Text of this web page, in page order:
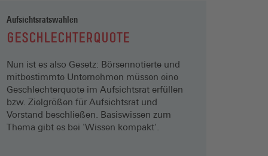
Aufsichtsratswahlen
GESCHLECHTERQUOTE
Nun ist es also Gesetz: Börsennotierte und
mitbestimmte Unternehmen müssen eine
Geschlechterquote im Aufsichtsrat erfüllen
bzw. Zielgrößen für Aufsichtsrat und
Vorstand beschließen. Basiswissen zum
Thema gibt es bei 'Wissen kompakt'.